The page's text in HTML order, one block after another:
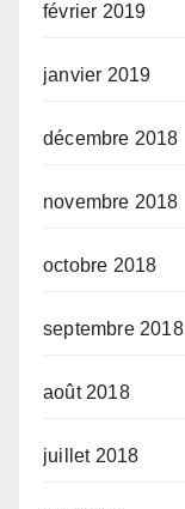
février 2019
janvier 2019
décembre 2018
novembre 2018
octobre 2018
septembre 2018
août 2018
juillet 2018